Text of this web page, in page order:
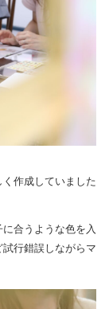
作成していました
合うような色を入
行錯誤しながらマ